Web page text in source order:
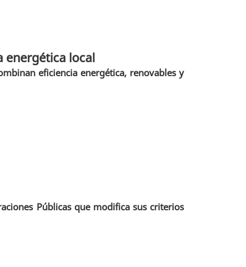
energética local
eficiencia energética, renovables y
Públicas que modifica sus criterios